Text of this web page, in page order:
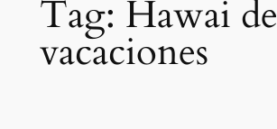
Tag: Hawai de
vacaciones